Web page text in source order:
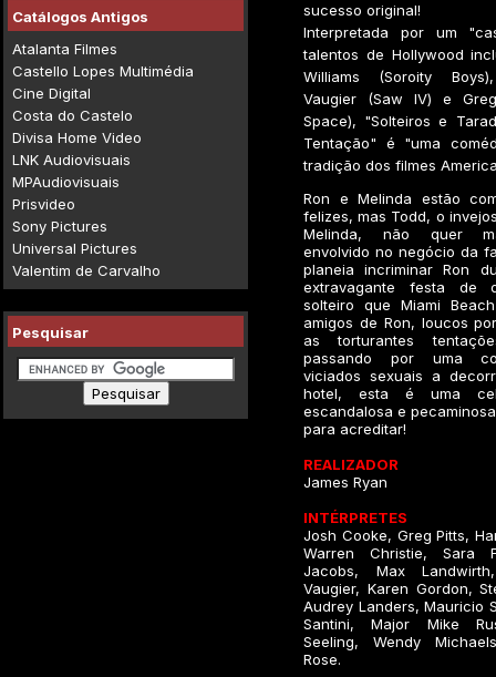
Catálogos Antigos
Atalanta Filmes
Castello Lopes Multimédia
Cine Digital
Costa do Castelo
Divisa Home Video
LNK Audiovisuais
MPAudiovisuais
Prisvideo
Sony Pictures
Universal Pictures
Valentim de Carvalho
Pesquisar
sucesso original!
Interpretada por um
talentos de Hollywood
Williams (Soroity
Vaugier (Saw IV) e
Space), "Solteiros e
Tentação" é "uma
tradição dos filmes
Ron e Melinda estão
felizes, mas Todd, o
Melinda, não quer
envolvido no negócio da
planeia incriminar Ron
extravagante festa de
solteiro que Miami
amigos de Ron, loucos
as torturantes
passando por uma
viciados sexuais a
hotel, esta é uma
escandalosa e
para acreditar!
REALIZADOR
James Ryan
INTÉRPRETES
Josh Cooke, Greg Pitts,
Warren Christie, Sara
Jacobs, Max
Vaugier, Karen Gordon,
Audrey Landers, Mauricio
Santini, Major Mike
Seeling, Wendy
Rose.